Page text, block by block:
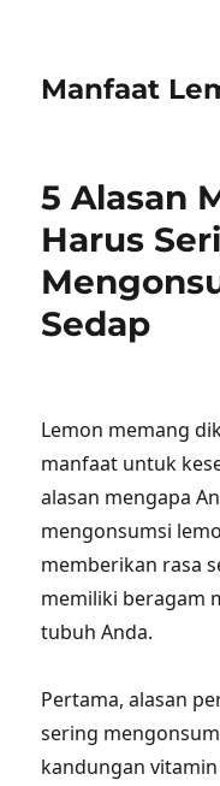
Manfaat
5 Alasan
Harus
Sedap
Lemon memang
manfaat untuk
alasan mengapa
mengonsumsi
memberikan rasa
memiliki beragam
tubuh Anda.
Pertama, alasan
sering
kandungan